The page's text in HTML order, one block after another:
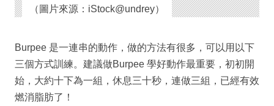
（圖片來源：iStock@undrey）
Burpee 是一連串的動作，做的方法有很多，可以用以下
三個方式訓練。建議做Burpee 學好動作最重要，初初開
始，大約十下為一組，休息三十秒，連做三組，已經有效
燃消脂肪了！